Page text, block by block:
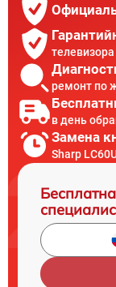
ремонт по
в день
Замена
Sharp